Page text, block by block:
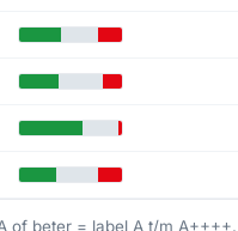
of beter = label A t/m